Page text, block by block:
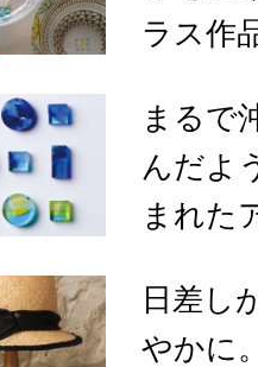
ラス作
まるで
んだよ
まれた
日差し
やかに